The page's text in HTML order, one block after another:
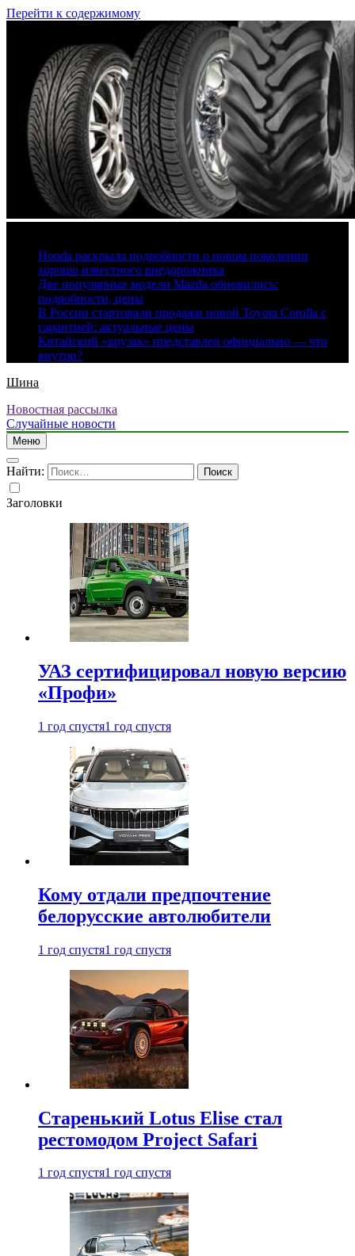
Перейти к содержимому
Honda раскрыла подробности о новом поколении
хорошо известного внедорожника
Две популярные модели Mazda обновились:
подробности, цены
В России стартовали продажи новой Toyota Corolla с
гарантией: актуальные цены
Китайский «крузак» представлен официально — что
внутри?
Шина
Новостная рассылка
Случайные новости
Меню
Найти:
Заголовки
УАЗ сертифицировал новую версию
«Профи»
1 год спустя1 год спустя
Кому отдали предпочтение
белорусские автолюбители
1 год спустя1 год спустя
Старенький Lotus Elise стал
рестомодом Project Safari
1 год спустя1 год спустя